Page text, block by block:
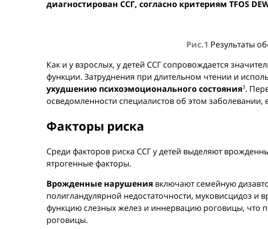
диагностирован ССГ, согласно критериям TFOS
Рис.1 Результаты
Как и у взрослых, у детей ССГ сопровождается
функции. Затруднения при длительном чтении и
ухудшению психоэмоционального состояния3.
осведомленности специалистов об этом
Факторы риска
Среди факторов риска ССГ у детей выделяют
ятрогенные факторы.
Врожденные нарушения включают семейную
полигландулярной недостаточности, муковисцидоз и
функцию слезных желез и иннервацию роговицы, что
роговицы.